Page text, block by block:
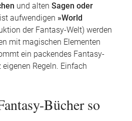
und alten Sagen oder
aufwendigen »World
der Fantasy-Welt) werden
mit magischen Elementen
ein packendes Fantasy-
Regeln. Einfach
Bücher so